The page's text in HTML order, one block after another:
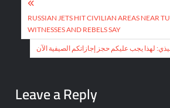
navigation
RUSSIAN JETS HIT CIVILIAN AREAS NEAR
WITNESSES AND REBELS SAY
لهذا يجب عليكم حجز إجازاتكم الصيفية الآن
Leave a Reply